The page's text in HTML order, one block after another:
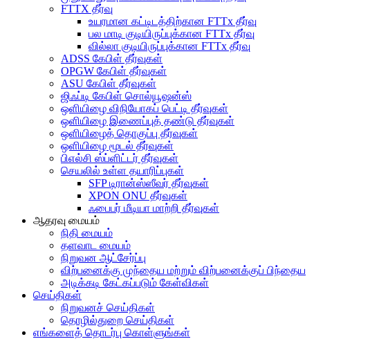
FTTX தீர்வு
உயரமான கட்டிடத்திற்கான FTTx தீர்வு
பல மாடி குடியிருப்புக்கான FTTx தீர்வு
வில்லா குடியிருப்புக்கான FTTx தீர்வு
ADSS கேபிள் தீர்வுகள்
OPGW கேபிள் தீர்வுகள்
ASU கேபிள் தீர்வுகள்
ஜிஃப்டி கேபிள் சொல்யூஷன்ஸ்
ஒளியிழை விநியோகப் பெட்டி தீர்வுகள்
ஒளியிழை இணைப்புத் தண்டு தீர்வுகள்
ஒளியிழைத் தொகுப்பு தீர்வுகள்
ஒளியிழை மூடல் தீர்வுகள்
பிஎல்சி ஸ்ப்ளிட்டர் தீர்வுகள்
செயலில் உள்ள தயாரிப்புகள்
SFP டிரான்ஸ்ஸீவர் தீர்வுகள்
XPON ONU தீர்வுகள்
ஃபைபர் மீடியா மாற்றி தீர்வுகள்
ஆதரவு மையம்
நிதி மையம்
தளவாட மையம்
நிறுவன ஆட்சேர்ப்பு
விற்பனைக்கு முந்தைய மற்றும் விற்பனைக்குப் பிந்தைய
அடிக்கடி கேட்கப்படும் கேள்விகள்
செய்திகள்
நிறுவனச் செய்திகள்
தொழில்துறை செய்திகள்
எங்களைத் தொடர்பு கொள்ளுங்கள்